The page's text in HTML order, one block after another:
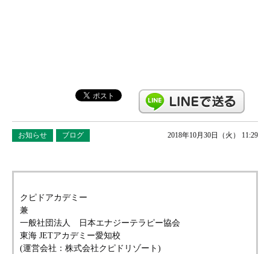
お知らせ ブログ 2018年10月30日（火） 11:29
クピドアカデミー
兼
一般社団法人 日本エナジーテラピー協会
東海 JETアカデミー愛知校
(運営会社：株式会社クピドリゾート)